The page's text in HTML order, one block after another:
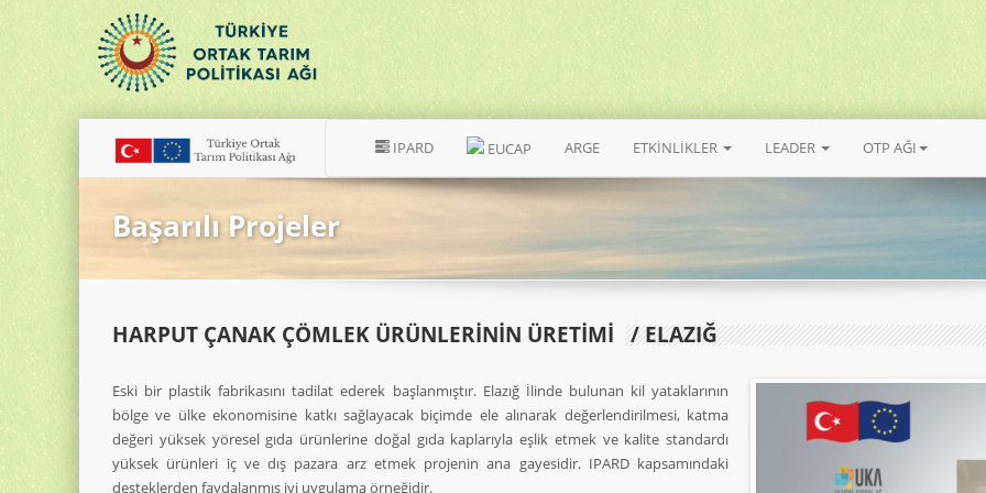
IPARD EUCAP ARGE ETKİNLİKLER LEADER OTP AĞI
Başarılı Projeler
HARPUT ÇANAK ÇÖMLEK ÜRÜNLERİNİN ÜRETİMİ / ELAZIĞ
Eski bir plastik fabrikasını tadilat ederek başlanmıştır. Elazığ İlinde bulunan kil yataklarının
bölge ve ülke ekonomisine katkı sağlayacak biçimde ele alınarak değerlendirilmesi, katma
değeri yüksek yöresel gıda ürünlerine doğal gıda kaplarıyla eşlik etmek ve kalite standardı
yüksek ürünleri iç ve dış pazara arz etmek projenin ana gayesidir. IPARD kapsamındaki
desteklerden faydalanmış iyi uygulama örneğidir.